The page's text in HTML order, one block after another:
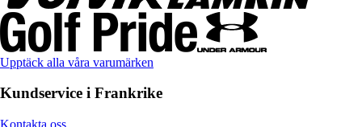
Upptäck alla våra varumärken
Kundservice i Frankrike
Kontakta oss